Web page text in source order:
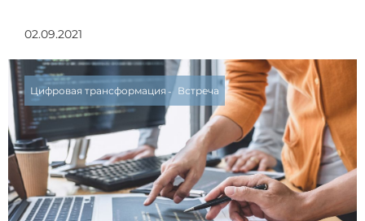
02.09.2021
Цифровая трансформация Встреча